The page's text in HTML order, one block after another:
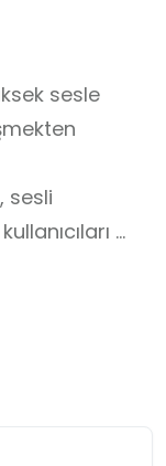
sesle
sesli
iade